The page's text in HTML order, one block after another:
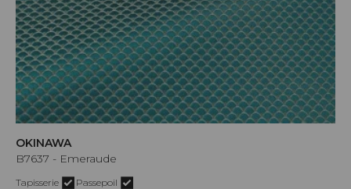
OKINAWA
B7637 - Emeraude
Tapisserie Passepoil